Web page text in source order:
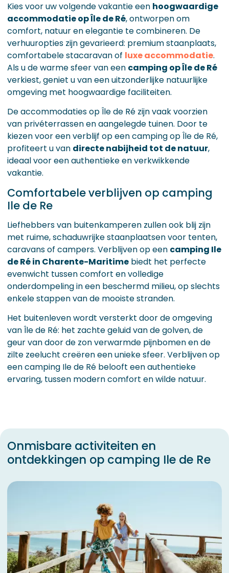
Kies voor uw volgende vakantie een hoogwaardige
accommodatie op Île de Ré, ontworpen om
comfort, natuur en elegantie te combineren. De
verhuuropties zijn gevarieerd: premium staanplaats,
comfortabele stacaravan of luxe accommodatie.
Als u de warme sfeer van een camping op Île de Ré
verkiest, geniet u van een uitzonderlijke natuurlijke
omgeving met hoogwaardige faciliteiten.
De accommodaties op Île de Ré zijn vaak voorzien
van privéterrassen en aangelegde tuinen. Door te
kiezen voor een verblijf op een camping op Île de Ré,
profiteert u van directe nabijheid tot de natuur,
ideaal voor een authentieke en verkwikkende
vakantie.
Comfortabele verblijven op camping
Ile de Re
Liefhebbers van buitenkamperen zullen ook blij zijn
met ruime, schaduwrijke staanplaatsen voor tenten,
caravans of campers. Verblijven op een camping Ile
de Ré in Charente-Maritime biedt het perfecte
evenwicht tussen comfort en volledige
onderdompeling in een beschermd milieu, op slechts
enkele stappen van de mooiste stranden.
Het buitenleven wordt versterkt door de omgeving
van Île de Ré: het zachte geluid van de golven, de
geur van door de zon verwarmde pijnbomen en de
zilte zeelucht creëren een unieke sfeer. Verblijven op
een camping Ile de Ré belooft een authentieke
ervaring, tussen modern comfort en wilde natuur.
Onmisbare activiteiten en
ontdekkingen op camping Ile de Re